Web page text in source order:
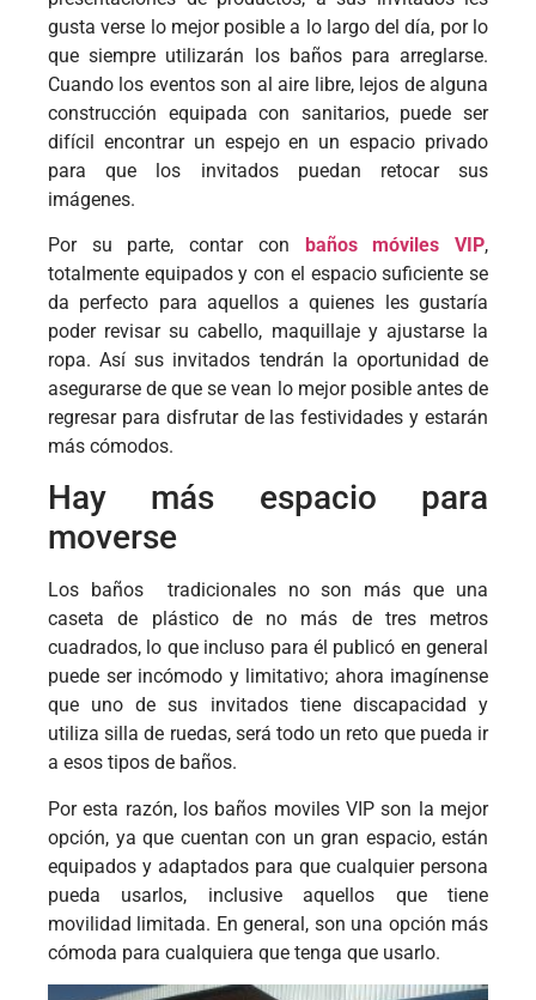
gusta verse lo mejor posible a lo largo del día, por lo
que siempre utilizarán los baños para arreglarse.
Cuando los eventos son al aire libre, lejos de alguna
construcción equipada con sanitarios, puede ser
difícil encontrar un espejo en un espacio privado
para que los invitados puedan retocar sus
imágenes.
Por su parte, contar con baños móviles VIP,
totalmente equipados y con el espacio suficiente se
da perfecto para aquellos a quienes les gustaría
poder revisar su cabello, maquillaje y ajustarse la
ropa. Así sus invitados tendrán la oportunidad de
asegurarse de que se vean lo mejor posible antes de
regresar para disfrutar de las festividades y estarán
más cómodos.
Hay más espacio para
moverse
Los baños tradicionales no son más que una
caseta de plástico de no más de tres metros
cuadrados, lo que incluso para él publicó en general
puede ser incómodo y limitativo; ahora imagínense
que uno de sus invitados tiene discapacidad y
utiliza silla de ruedas, será todo un reto que pueda ir
a esos tipos de baños.
Por esta razón, los baños moviles VIP son la mejor
opción, ya que cuentan con un gran espacio, están
equipados y adaptados para que cualquier persona
pueda usarlos, inclusive aquellos que tiene
movilidad limitada. En general, son una opción más
cómoda para cualquiera que tenga que usarlo.